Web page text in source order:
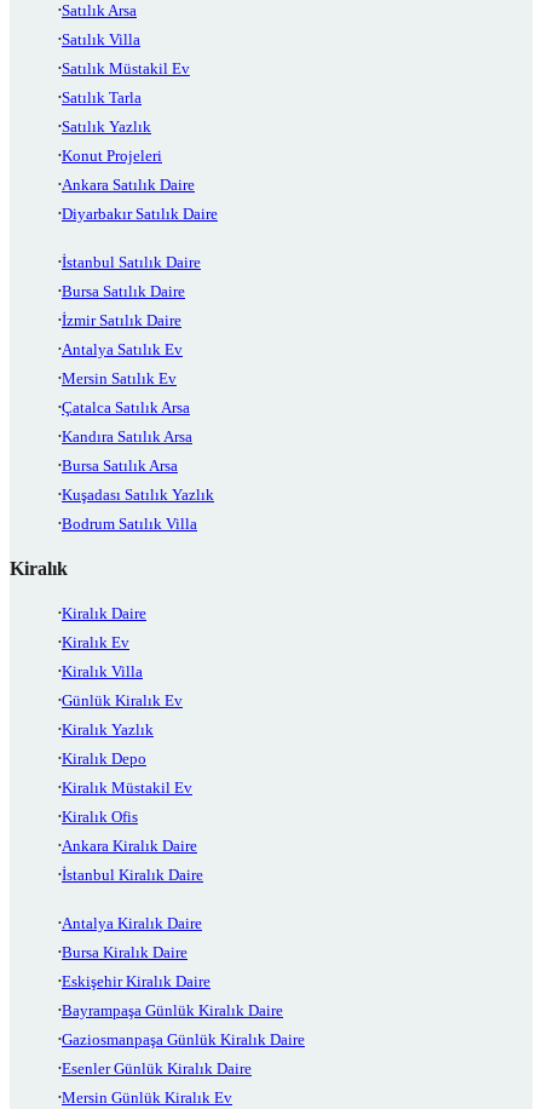
Satılık Arsa
Satılık Villa
Satılık Müstakil Ev
Satılık Tarla
Satılık Yazlık
Konut Projeleri
Ankara Satılık Daire
Diyarbakır Satılık Daire
İstanbul Satılık Daire
Bursa Satılık Daire
İzmir Satılık Daire
Antalya Satılık Ev
Mersin Satılık Ev
Çatalca Satılık Arsa
Kandıra Satılık Arsa
Bursa Satılık Arsa
Kuşadası Satılık Yazlık
Bodrum Satılık Villa
Kiralık
Kiralık Daire
Kiralık Ev
Kiralık Villa
Günlük Kiralık Ev
Kiralık Yazlık
Kiralık Depo
Kiralık Müstakil Ev
Kiralık Ofis
Ankara Kiralık Daire
İstanbul Kiralık Daire
Antalya Kiralık Daire
Bursa Kiralık Daire
Eskişehir Kiralık Daire
Bayrampaşa Günlük Kiralık Daire
Gaziosmanpaşa Günlük Kiralık Daire
Esenler Günlük Kiralık Daire
Mersin Günlük Kiralık Ev